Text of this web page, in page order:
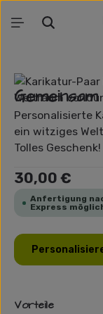
Zum Hauptinhalt
Bildergalerie
Personalisierte
ein witziges
Tolles
Regulärer Preis:
30,00 €
Anfertigung
Express
Vorteile